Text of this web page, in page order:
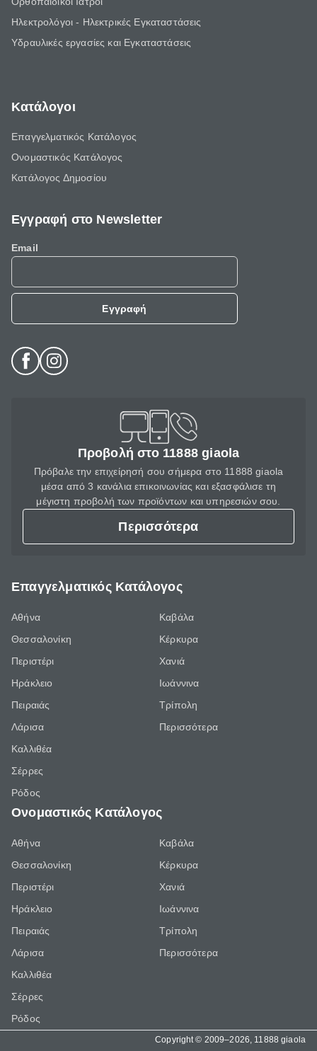
Ηλεκτρολόγοι - Ηλεκτρικές Εγκαταστάσεις
Υδραυλικές εργασίες και Εγκαταστάσεις
Κατάλογοι
Επαγγελματικός Κατάλογος
Ονομαστικός Κατάλογος
Κατάλογος Δημοσίου
Εγγραφή στο Newsletter
Email
Εγγραφή
Προβολή στο 11888 giaola
Πρόβαλε την επιχείρησή σου σήμερα στο 11888 giaola
μέσα από 3 κανάλια επικοινωνίας και εξασφάλισε τη
μέγιστη προβολή των προϊόντων και υπηρεσιών σου.
Περισσότερα
Επαγγελματικός Κατάλογος
Αθήνα
Θεσσαλονίκη
Περιστέρι
Ηράκλειο
Πειραιάς
Λάρισα
Καλλιθέα
Σέρρες
Ρόδος
Καβάλα
Κέρκυρα
Χανιά
Ιωάννινα
Τρίπολη
Περισσότερα
Ονομαστικός Κατάλογος
Αθήνα
Θεσσαλονίκη
Περιστέρι
Ηράκλειο
Πειραιάς
Λάρισα
Καλλιθέα
Σέρρες
Ρόδος
Καβάλα
Κέρκυρα
Χανιά
Ιωάννινα
Τρίπολη
Περισσότερα
Copyright © 2009–2026, 11888 giaola